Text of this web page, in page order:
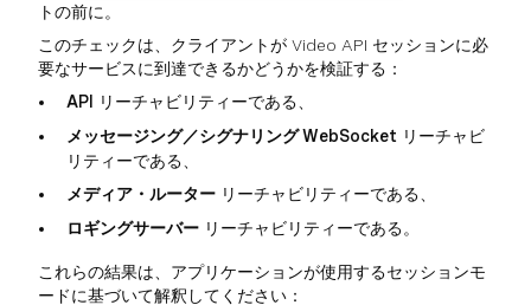
トの前に。
このチェックは、クライアントが Video API セッションに必
要なサービスに到達できるかどうかを検証する：
API
リーチャビリティーである、
メッセージング／シグナリング WebSocket リーチャビ
リティーである、
メディア・ルーター リーチャビリティーである、
ロギングサーバー リーチャビリティーである。
これらの結果は、アプリケーションが使用するセッションモ
ードに基づいて解釈してください：